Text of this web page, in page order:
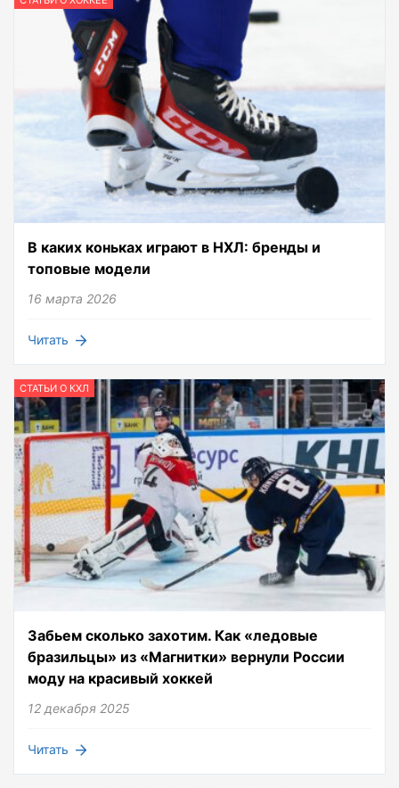
В каких коньках играют в НХЛ: бренды и
топовые модели
16 марта 2026
Читать
СТАТЬИ О КХЛ
Забьем сколько захотим. Как «ледовые
бразильцы» из «Магнитки» вернули России
моду на красивый хоккей
12 декабря 2025
Читать